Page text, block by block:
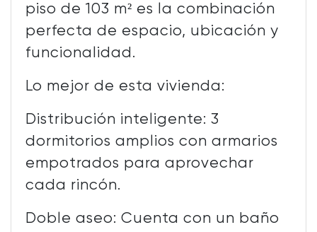
piso de 103 m² es la combinación
perfecta de espacio, ubicación y
funcionalidad.
Lo mejor de esta vivienda:
Distribución inteligente: 3
dormitorios amplios con armarios
empotrados para aprovechar
cada rincón.
Doble aseo: Cuenta con un baño